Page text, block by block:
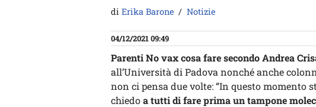
di Erika Barone Notizie
04/12/2021 09:49
Parenti No vax cosa fare secondo Andrea
all’Università di Padova nonché anche
non ci pensa due volte: “In questo momento
chiedoa tutti di fare prima un tampone